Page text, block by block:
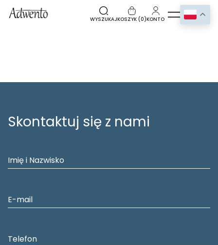
WYSZUKAJKOSZYK (0)KONTO
Skontaktuj się z nami